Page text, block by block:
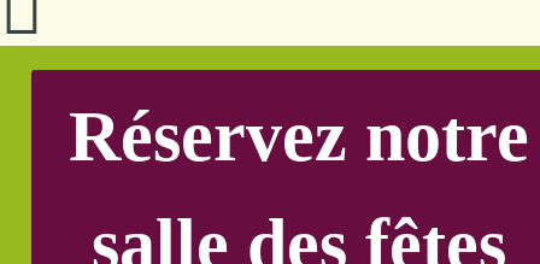
Réservez notre
salle des fêtes